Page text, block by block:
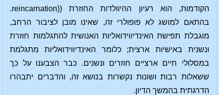
הקודמות, הוא רעיון ההיוולדות החוזרת ((reincarnation.
בהתאם למושג לא פופולרי זה, שאינו מובן לציבור הרחב,
מוגבלת תפישת האינדיווידואליות האנושית להתגלמות חוזרת
ונשנית באישיות ארצית; כלומר האינדיווידואליות מתגלמת
במסלולי חיים ארציים חוזרים ונשנים. כבר הצבענו על כך
ששאלות רבות ושונות נקשרות בנושא זה, והדברים יתבהרו
הדרגתית בהמשך הדיון.